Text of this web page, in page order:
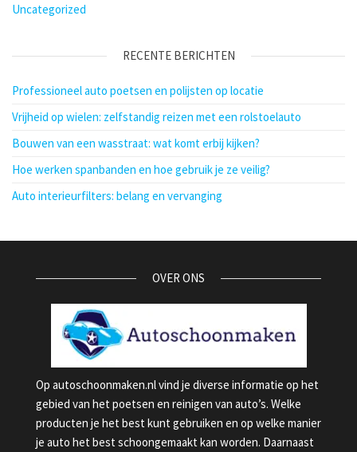
Uncategorized
RECENTE BERICHTEN
Professioneel auto poetsen en polijsten op locatie
Vrijheid op wielen: zelfstandig reizen met een rolstoelauto
Bouwen van een wasstraat: wat komt erbij kijken?
Hoe werken spanbanden en hoe gebruik je ze veilig?
Auto interieurfilters: belang en vervanging
OVER ONS
Op autoschoonmaken.nl vind je diverse informatie op het
gebied van het poetsen en reinigen van auto’s. Welke
producten je het best kunt gebruiken en op welke manier
je auto het best schoongemaakt kan worden. Daarnaast